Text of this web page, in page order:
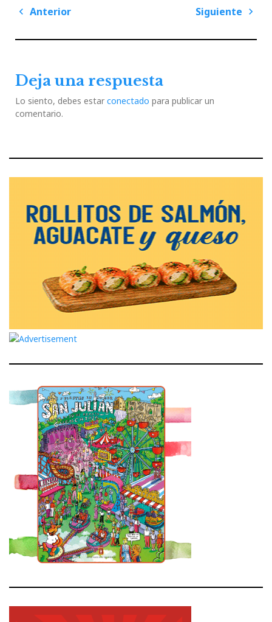
Navegación
entradas
Anterior
Siguiente
Deja una respuesta
Lo siento, debes estar conectado para publicar un
comentario.